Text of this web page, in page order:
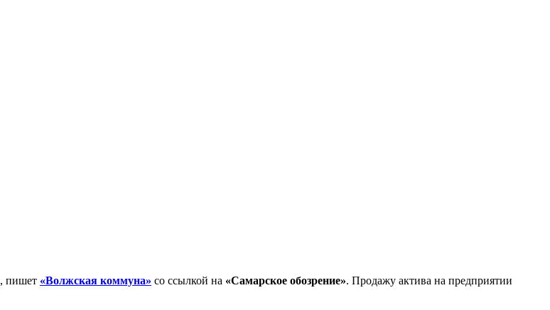
, пишет «Волжская коммуна» со ссылкой на «Самарское обозрение». Продажу актива на предприятии